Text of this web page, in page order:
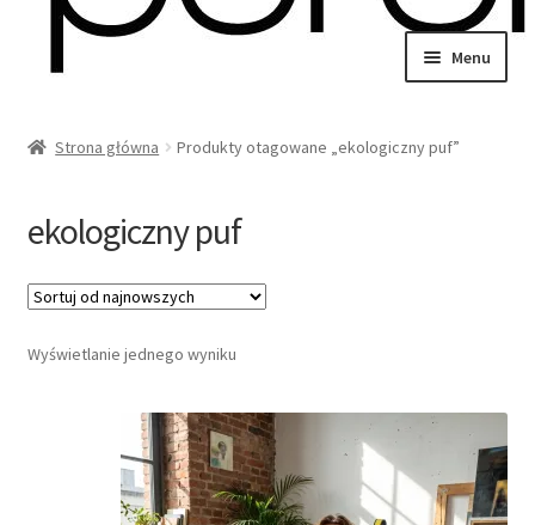
Menu
Strona główna Produkty otagowane „ekologiczny puf”
ekologiczny puf
Wyświetlanie jednego wyniku